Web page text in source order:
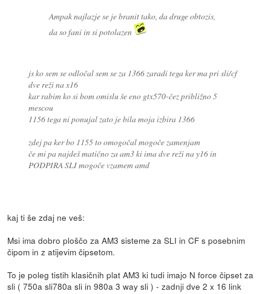
Ampak najlazje se je branit tako, da druge obtozis,
da so fani in si potolazen
js ko sem se odločal sem se za 1366 zaradi tega ker ma pri sli/cf
dve reži na x16
kar rabim ko si bom omislu še eno gtx570-čez približno 5
mescou
1156 tega ni ponujal zato je bila moja izbira 1366
zdej pa ker bo 1155 to omogočal mogoče zamenjam
če mi pa najdeš matično za am3 ki ima dve reži na y16 in
PODPIRA SLI mogoče vzamem amd
kaj ti še zdaj ne veš:
Msi ima dobro ploščo za AM3 sisteme za SLI in CF s posebnim
čipom in z atijevim čipsetom.
To je poleg tistih klasičnih plat AM3 ki tudi imajo N force čipset za
sli ( 750a sli780a sli in 980a 3 way sli ) - zadnji dve 2 x 16 link